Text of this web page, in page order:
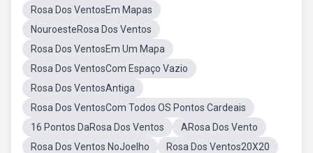
Rosa Dos VentosEm Mapas
NouroesteRosa Dos Ventos
Rosa Dos VentosEm Um Mapa
Rosa Dos VentosCom Espaço Vazio
Rosa Dos VentosAntiga
Rosa Dos VentosCom Todos OS Pontos Cardeais
16 Pontos DaRosa Dos Ventos
ARosa Dos Vento
Rosa Dos Ventos NoJoelho
Rosa Dos Ventos20X20